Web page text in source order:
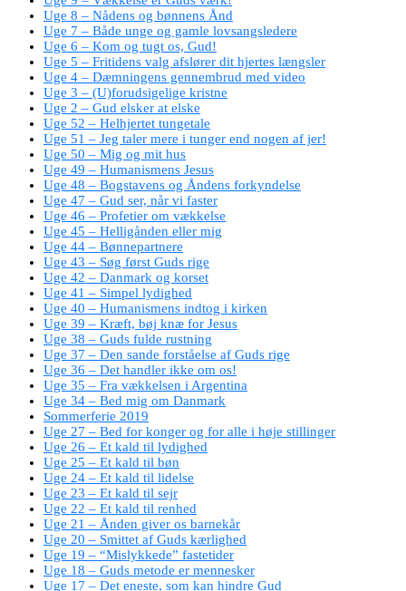
Uge 8 – Nådens og bønnens Ånd
Uge 7 – Både unge og gamle lovsangsledere
Uge 6 – Kom og tugt os, Gud!
Uge 5 – Fritidens valg afslører dit hjertes længsler
Uge 4 – Dæmningens gennembrud med video
Uge 3 – (U)forudsigelige kristne
Uge 2 – Gud elsker at elske
Uge 52 – Helhjertet tungetale
Uge 51 – Jeg taler mere i tunger end nogen af jer!
Uge 50 – Mig og mit hus
Uge 49 – Humanismens Jesus
Uge 48 – Bogstavens og Åndens forkyndelse
Uge 47 – Gud ser, når vi faster
Uge 46 – Profetier om vækkelse
Uge 45 – Helligånden eller mig
Uge 44 – Bønnepartnere
Uge 43 – Søg først Guds rige
Uge 42 – Danmark og korset
Uge 41 – Simpel lydighed
Uge 40 – Humanismens indtog i kirken
Uge 39 – Kræft, bøj knæ for Jesus
Uge 38 – Guds fulde rustning
Uge 37 – Den sande forståelse af Guds rige
Uge 36 – Det handler ikke om os!
Uge 35 – Fra vækkelsen i Argentina
Uge 34 – Bed mig om Danmark
Sommerferie 2019
Uge 27 – Bed for konger og for alle i høje stillinger
Uge 26 – Et kald til lydighed
Uge 25 – Et kald til bøn
Uge 24 – Et kald til lidelse
Uge 23 – Et kald til sejr
Uge 22 – Et kald til renhed
Uge 21 – Ånden giver os barnekår
Uge 20 – Smittet af Guds kærlighed
Uge 19 – “Mislykkede” fastetider
Uge 18 – Guds metode er mennesker
Uge 17 – Det eneste, som kan hindre Gud